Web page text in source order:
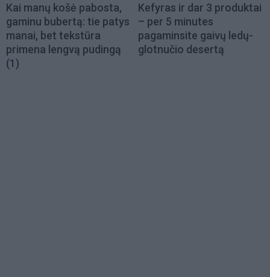
Kai manų košė pabosta,
gaminu bubertą: tie patys
manai, bet tekstūra
primena lengvą pudingą
(1)
Kefyras ir dar 3 produktai
– per 5 minutes
pagaminsite gaivų ledų-
glotnučio desertą